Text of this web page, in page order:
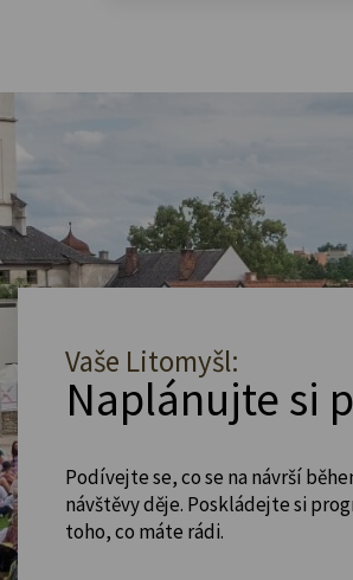
Vaše Litomyšl:
Naplánujte si
Podívejte se, co se na návrší
návštěvy děje. Poskládejte si
toho, co máte rádi.